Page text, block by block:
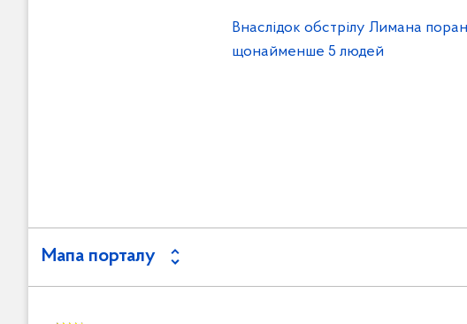
Внаслідок обстрілу Лимана
щонайменше 5 людей
Мапа порталу